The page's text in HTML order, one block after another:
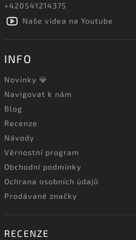
+420541214375
Naše videa na Youtube
INFO
Novinky 💎
Navigovat k nám
Blog
Recenze
Návody
Věrnostní program
Obchodní podmínky
Ochrana osobních údajů
Prodávané značky
RECENZE